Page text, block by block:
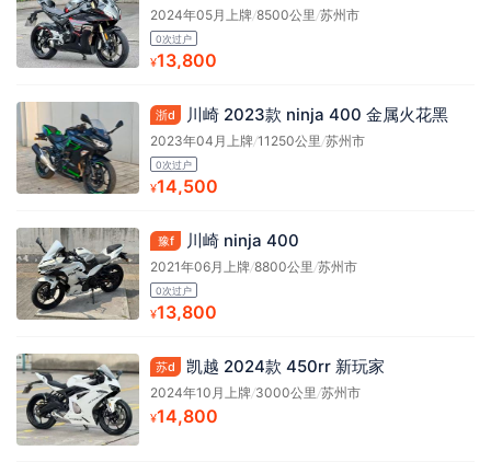
2024年05月上牌/8500公里/苏州市
0次过户
¥13,800
浙d 川崎 2023款 ninja 400 金属火花黑
2023年04月上牌/11250公里 /苏州市
0次过户
¥14,500
豫f 川崎 ninja 400
2021年06月上牌/8800公里 /苏州市
0次过户
¥13,800
苏d 凯越 2024款 450rr 新玩家
2024年10月上牌/3000公里 /苏州市
¥14,800